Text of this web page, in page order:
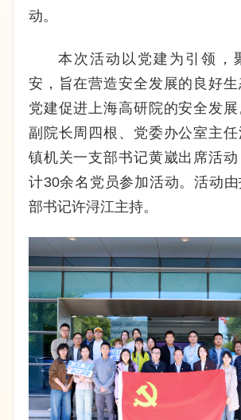
动。
本次活动以党建为引领，
安，旨在营造安全发展的良好
党建促进上海高研院的安全发
副院长周四根、党委办公室主
镇机关一支部书记黄崴出席活
计30余名党员参加活动。活动
部书记许浔江主持。